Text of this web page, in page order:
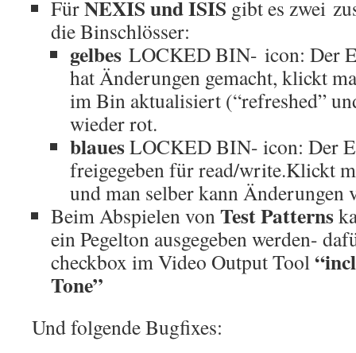
FürNEXIS und ISIS gibt es zwei
die Binschlösser:
gelbes LOCKED BIN- icon: Der
hat Änderungen gemacht, klickt
im Bin aktualisiert (“refreshed”
wieder rot.
blauesLOCKED BIN- icon: Der
freigegeben für read/write.Klickt
und man selber kann Änderungen
Beim Abspielen vonTest Patterns
ein Pegelton ausgegeben werden-
checkbox im Video Output Tool
Tone”
Und folgende Bugfixes: